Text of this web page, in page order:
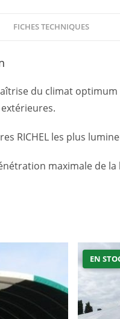
FICHES TECHNIQUES
du climat
RICHEL les plus
maximale de la
EN